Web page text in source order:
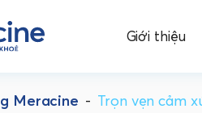
Giới thiệu
Meracine - Trọn vẹn cảm